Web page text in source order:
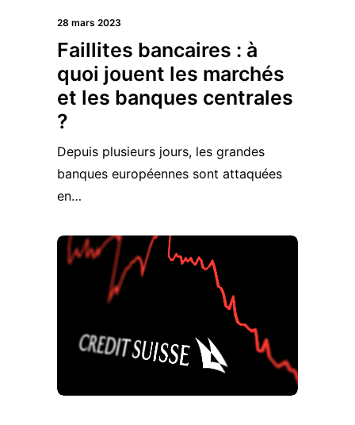
28 mars 2023
Faillites bancaires : à
quoi jouent les marchés
et les banques centrales
?
Depuis plusieurs jours, les grandes
banques européennes sont attaquées
en…